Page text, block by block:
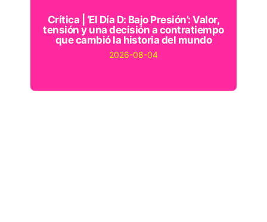
Crítica | ‘El Día D: Bajo Presión’: Valor,
tensión y una decisión a contratiempo
que cambió la historia del mundo
2026-08-04